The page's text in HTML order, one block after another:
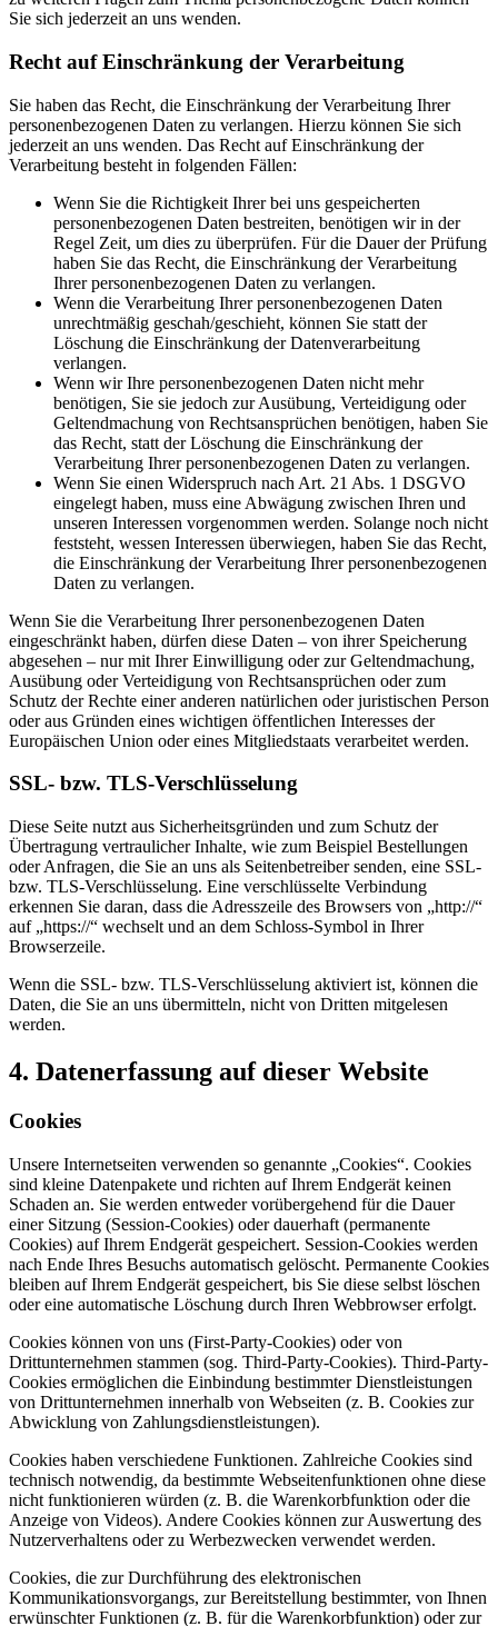
Sie sich jederzeit an uns wenden.
Recht auf Einschränkung der Verarbeitung
Sie haben das Recht, die Einschränkung der Verarbeitung Ihrer
personenbezogenen Daten zu verlangen. Hierzu können Sie sich
jederzeit an uns wenden. Das Recht auf Einschränkung der
Verarbeitung besteht in folgenden Fällen:
Wenn Sie die Richtigkeit Ihrer bei uns gespeicherten
personenbezogenen Daten bestreiten, benötigen wir in der
Regel Zeit, um dies zu überprüfen. Für die Dauer der Prüfung
haben Sie das Recht, die Einschränkung der Verarbeitung
Ihrer personenbezogenen Daten zu verlangen.
Wenn die Verarbeitung Ihrer personenbezogenen Daten
unrechtmäßig geschah/geschieht, können Sie statt der
Löschung die Einschränkung der Datenverarbeitung
verlangen.
Wenn wir Ihre personenbezogenen Daten nicht mehr
benötigen, Sie sie jedoch zur Ausübung, Verteidigung oder
Geltendmachung von Rechtsansprüchen benötigen, haben Sie
das Recht, statt der Löschung die Einschränkung der
Verarbeitung Ihrer personenbezogenen Daten zu verlangen.
Wenn Sie einen Widerspruch nach Art. 21 Abs. 1 DSGVO
eingelegt haben, muss eine Abwägung zwischen Ihren und
unseren Interessen vorgenommen werden. Solange noch nicht
feststeht, wessen Interessen überwiegen, haben Sie das Recht,
die Einschränkung der Verarbeitung Ihrer personenbezogenen
Daten zu verlangen.
Wenn Sie die Verarbeitung Ihrer personenbezogenen Daten
eingeschränkt haben, dürfen diese Daten – von ihrer Speicherung
abgesehen – nur mit Ihrer Einwilligung oder zur Geltendmachung,
Ausübung oder Verteidigung von Rechtsansprüchen oder zum
Schutz der Rechte einer anderen natürlichen oder juristischen Person
oder aus Gründen eines wichtigen öffentlichen Interesses der
Europäischen Union oder eines Mitgliedstaats verarbeitet werden.
SSL- bzw. TLS-Verschlüsselung
Diese Seite nutzt aus Sicherheitsgründen und zum Schutz der
Übertragung vertraulicher Inhalte, wie zum Beispiel Bestellungen
oder Anfragen, die Sie an uns als Seitenbetreiber senden, eine SSL-
bzw. TLS-Verschlüsselung. Eine verschlüsselte Verbindung
erkennen Sie daran, dass die Adresszeile des Browsers von „http://“
auf „https://“ wechselt und an dem Schloss-Symbol in Ihrer
Browserzeile.
Wenn die SSL- bzw. TLS-Verschlüsselung aktiviert ist, können die
Daten, die Sie an uns übermitteln, nicht von Dritten mitgelesen
werden.
4. Datenerfassung auf dieser Website
Cookies
Unsere Internetseiten verwenden so genannte „Cookies“. Cookies
sind kleine Datenpakete und richten auf Ihrem Endgerät keinen
Schaden an. Sie werden entweder vorübergehend für die Dauer
einer Sitzung (Session-Cookies) oder dauerhaft (permanente
Cookies) auf Ihrem Endgerät gespeichert. Session-Cookies werden
nach Ende Ihres Besuchs automatisch gelöscht. Permanente Cookies
bleiben auf Ihrem Endgerät gespeichert, bis Sie diese selbst löschen
oder eine automatische Löschung durch Ihren Webbrowser erfolgt.
Cookies können von uns (First-Party-Cookies) oder von
Drittunternehmen stammen (sog. Third-Party-Cookies). Third-Party-
Cookies ermöglichen die Einbindung bestimmter Dienstleistungen
von Drittunternehmen innerhalb von Webseiten (z. B. Cookies zur
Abwicklung von Zahlungsdienstleistungen).
Cookies haben verschiedene Funktionen. Zahlreiche Cookies sind
technisch notwendig, da bestimmte Webseitenfunktionen ohne diese
nicht funktionieren würden (z. B. die Warenkorbfunktion oder die
Anzeige von Videos). Andere Cookies können zur Auswertung des
Nutzerverhaltens oder zu Werbezwecken verwendet werden.
Cookies, die zur Durchführung des elektronischen
Kommunikationsvorgangs, zur Bereitstellung bestimmter, von Ihnen
erwünschter Funktionen (z. B. für die Warenkorbfunktion) oder zur